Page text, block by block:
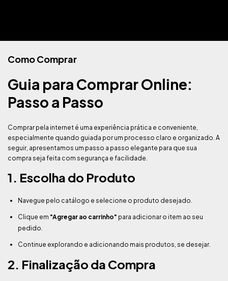
Como Comprar
Guia para Comprar Online:
Passo a Passo
Comprar pela internet é uma experiência prática e conveniente,
especialmente quando guiada por um processo claro e organizado. A
seguir, apresentamos um passo a passo elegante para que sua
compra seja feita com segurança e facilidade.
1. Escolha do Produto
Navegue pelo catálogo e selecione o produto desejado.
Clique em "Agregar ao carrinho" para adicionar o item ao seu
pedido.
Continue explorando e adicionando mais produtos, se desejar.
2. Finalização da Compra